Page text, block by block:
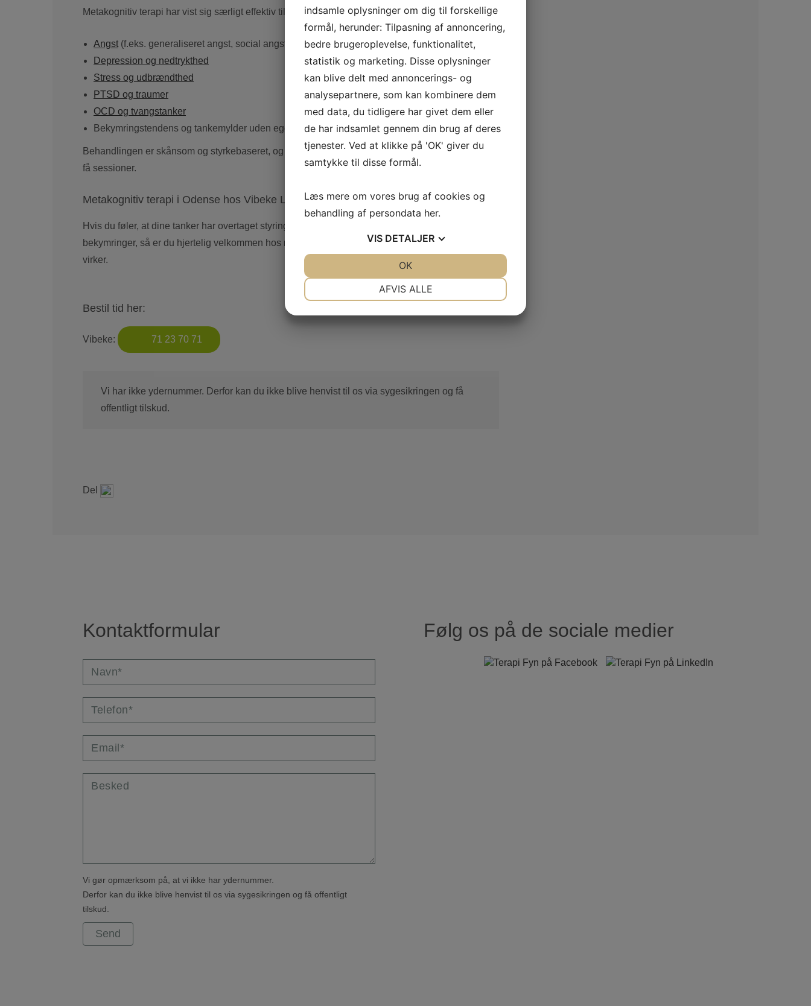
Metakognitiv terapi har vist sig særligt effektiv til behandling af:
Angst (f.eks. generaliseret angst, social angst, helbredsangst)
Depression og nedtrykthed
Stress og udbrændthed
PTSD og traumer
OCD og tvangstanker
Bekymringstendens og tankemylder uden egentlig diagnose
Behandlingen er skånsom og styrkebaseret, og mange oplever en mærkbar bedring allerede efter
få sessioner.
Metakognitiv terapi i Odense hos Vibeke Lemvig
Hvis du føler, at dine tanker har overtaget styringen, eller du er træt af at kæmpe med uro og
bekymringer, så er du hjertelig velkommen hos mig Her møder du tryghed, ro og en metode, der
virker.
Bestil tid her:
Vibeke: 71 23 70 71
Vi har ikke ydernummer. Derfor kan du ikke blive henvist til os via sygesikringen og få
offentligt tilskud.
Del
Kontaktformular
Navn*
Telefon*
Email*
Besked
Vi gør opmærksom på, at vi ikke har ydernummer.
Derfor kan du ikke blive henvist til os via sygesikringen og få offentligt
tilskud.
Følg os på de sociale medier
indsamle oplysninger om dig til forskellige
formål, herunder: Tilpasning af annoncering,
bedre brugeroplevelse, funktionalitet,
statistik og marketing. Disse oplysninger
kan blive delt med annoncerings- og
analysepartnere, som kan kombinere dem
med data, du tidligere har givet dem eller
de har indsamlet gennem din brug af deres
tjenester. Ved at klikke på 'OK' giver du
samtykke til disse formål.
Læs mere om vores brug af cookies og
behandling af persondata her.
VIS DETALJER
AFVIS ALLE
OK